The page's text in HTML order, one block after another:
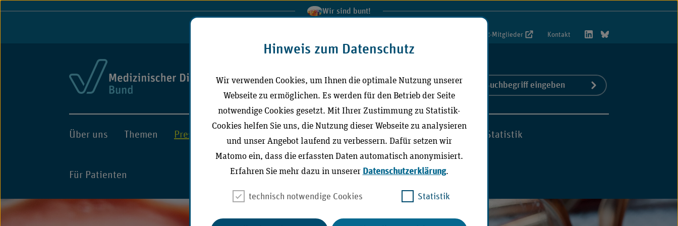
Infoportal VwR-Mitglieder Kontakt
Leichte Sprache Gebärdensprache (DGS)
Suchbegriff
eingeben
Jetzt suchen
Über uns Themen Presse Aktuell Richtlinien / Publikationen Stellungnahmen Statistik
Für Patienten
Wir sind bunt!
Hinweis zum Datenschutz
Wir verwenden Cookies, um Ihnen die optimale Nutzung unserer
Webseite zu ermöglichen. Es werden für den Betrieb der Seite
notwendige Cookies gesetzt. Mit Ihrer Zustimmung zu Statistik-
Cookies helfen Sie uns, die Nutzung dieser Webseite zu analysieren
und unser Angebot laufend zu verbessern. Dafür setzen wir
Matomo ein, dass die erfassten Daten automatisch anonymisiert.
Erfahren Sie mehr dazu in unserer Datenschutzerklärung.
technisch notwendige Cookies Statistik